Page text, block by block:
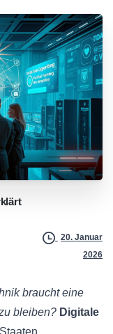
20. Januar
2026
braucht eine
bleiben? Digitale